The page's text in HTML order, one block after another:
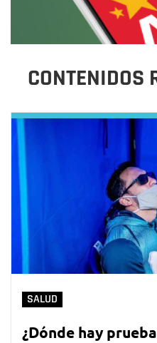
CONTENIDOS
SALUD
¿Dónde hay